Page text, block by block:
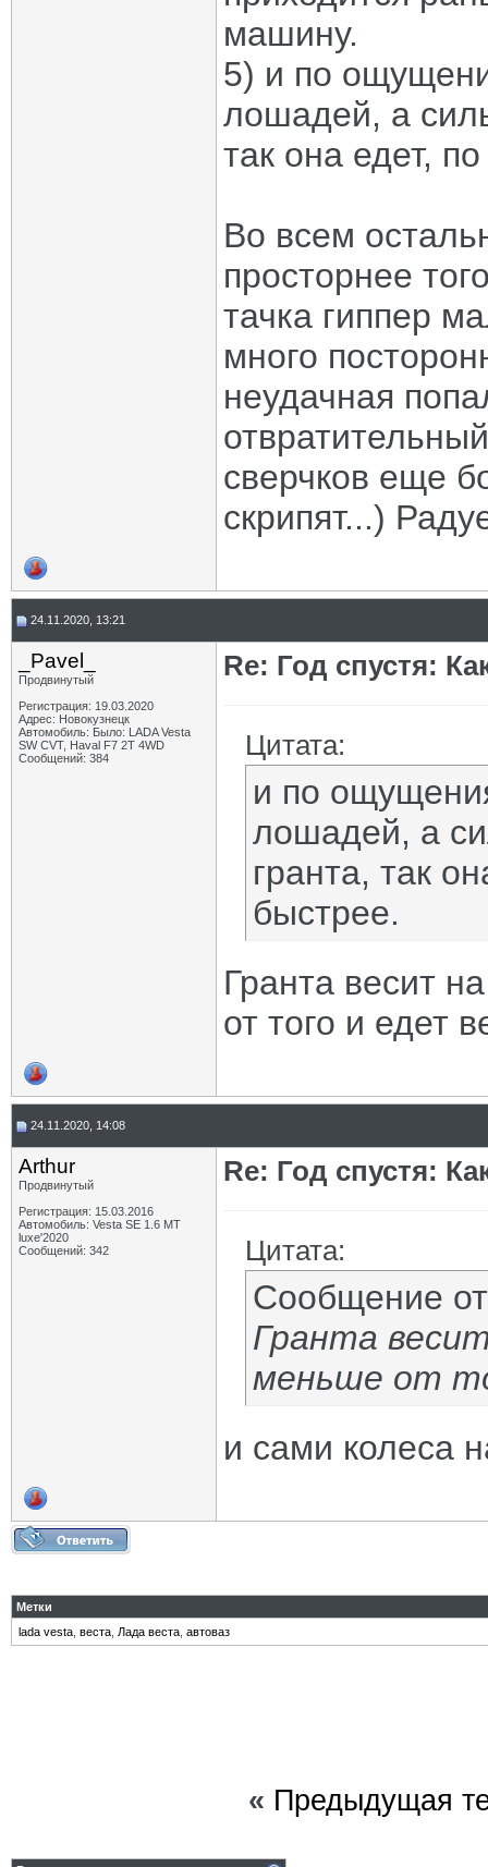
машину.
5) и по
лошадей, а
так она едет,
Во всем
просторнее
тачка гиппер
много
неудачная
сверчков еще
скрипят...)
24.11.2020, 13:21
_Pavel_
Продвинутый
Регистрация: 19.03.2020
Адрес: Новокузнецк
Автомобиль: Было: LADA Vesta
SW CVT, Haval F7 2T 4WD
Сообщений: 384
Re: Год спустя:
Цитата:
и по
лошадей, а
гранта, так
быстрее.
Гранта весит
от того и едет
24.11.2020, 14:08
Arthur
Продвинутый
Регистрация: 15.03.2016
Автомобиль: Vesta SE 1.6 MT
luxe'2020
Сообщений: 342
Re: Год спустя:
Цитата:
Сообщение
Гранта
меньше от
и сами колеса
Метки
lada vesta веста Лада веста автоваз
« Предыдущая